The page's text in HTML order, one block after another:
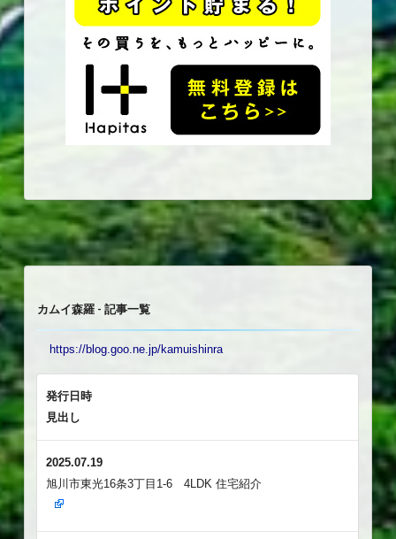
カムイ森羅 - 記事一覧
https://blog.goo.ne.jp/kamuishinra
発行日時
見出し
2025.07.19
旭川市東光16条3丁目1-6 4LDK 住宅紹介